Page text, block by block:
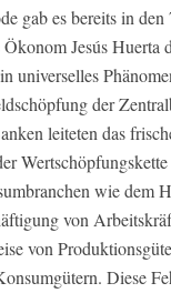
gab es bereits in den
Jesús Huerta
universelles
der
leiteten das
wie dem
von
von
Diese